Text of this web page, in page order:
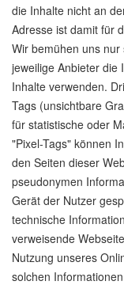
die Inhalte nicht an
Adresse ist damit für
Wir bemühen uns
jeweilige Anbieter die
Inhalte verwenden.
Tags (unsichtbare
für statistische oder
"Pixel-Tags" können
den Seiten dieser
pseudonymen
Gerät der Nutzer
technische
verweisende
Nutzung unseres
solchen